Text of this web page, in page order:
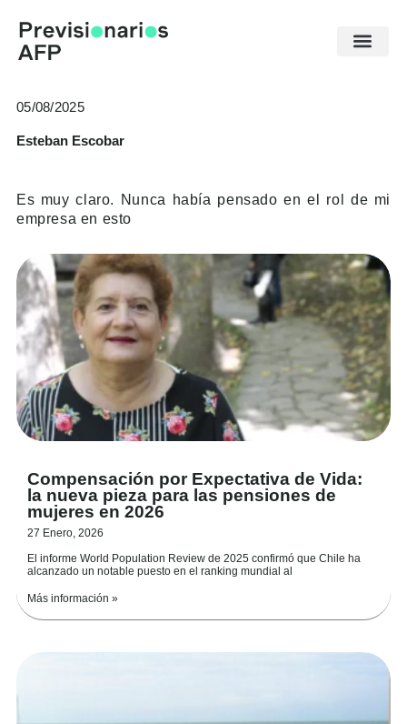
contenido
05/08/2025
Esteban Escobar
Es muy claro. Nunca había pensado en el rol de mi
empresa en esto
Compensación por Expectativa de Vida:
la nueva pieza para las pensiones de
mujeres en 2026
27 Enero, 2026
El informe World Population Review de 2025 confirmó que Chile ha
alcanzado un notable puesto en el ranking mundial al
Más información »